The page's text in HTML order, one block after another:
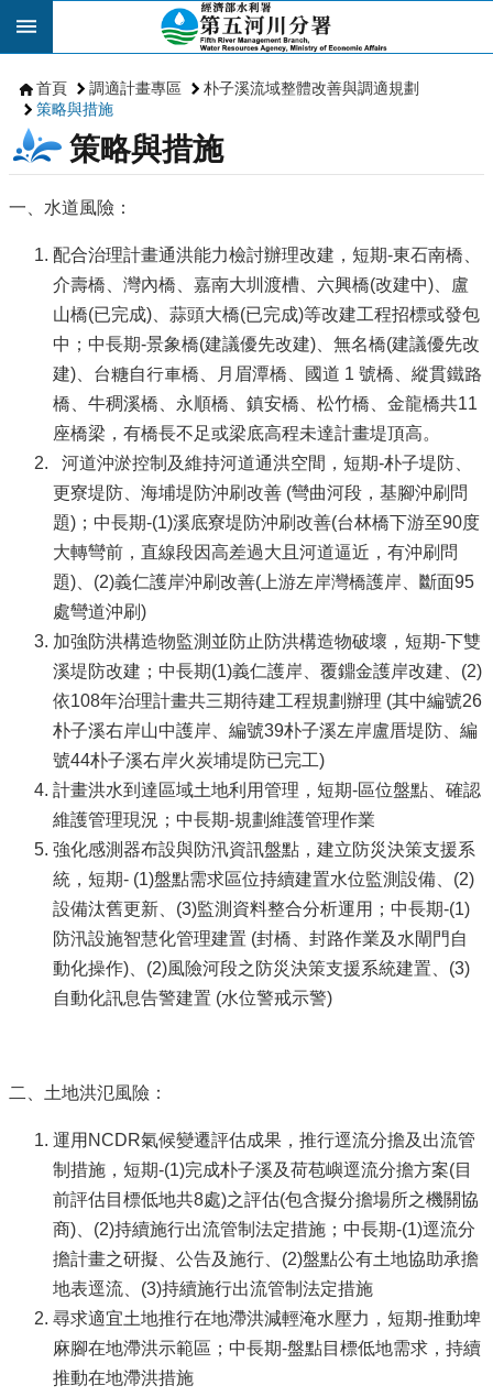
跳到主要內容區塊
首頁 調適計畫專區
朴子溪流域整體改善與調適規劃
策略與措施
策略與措施
一、水道風險：
配合治理計畫通洪能力檢討辦理改建，短期-東石南橋、
介壽橋、灣內橋、嘉南大圳渡槽、六興橋(改建中)、盧
山橋(已完成)、蒜頭大橋(已完成)等改建工程招標或發包
中；中長期-景象橋(建議優先改建)、無名橋(建議優先改
建)、台糖自行車橋、月眉潭橋、國道 1 號橋、縱貫鐵路
橋、牛稠溪橋、永順橋、鎮安橋、松竹橋、金龍橋共11
座橋梁，有橋長不足或梁底高程未達計畫堤頂高。
河道沖淤控制及維持河道通洪空間，短期-朴子堤防、
更寮堤防、海埔堤防沖刷改善 (彎曲河段，基腳沖刷問
題)；中長期-(1)溪底寮堤防沖刷改善(台林橋下游至90度
大轉彎前，直線段因高差過大且河道逼近，有沖刷問
題)、(2)義仁護岸沖刷改善(上游左岸灣橋護岸、斷面95
處彎道沖刷)
加強防洪構造物監測並防止防洪構造物破壞，短期-下雙
溪堤防改建；中長期(1)義仁護岸、覆鐤金護岸改建、(2)
依108年治理計畫共三期待建工程規劃辦理 (其中編號26
朴子溪右岸山中護岸、編號39朴子溪左岸盧厝堤防、編
號44朴子溪右岸火炭埔堤防已完工)
計畫洪水到達區域土地利用管理，短期-區位盤點、確認
維護管理現況；中長期-規劃維護管理作業
強化感測器布設與防汛資訊盤點，建立防災決策支援系
統，短期- (1)盤點需求區位持續建置水位監測設備、(2)
設備汰舊更新、(3)監測資料整合分析運用；中長期-(1)
防汛設施智慧化管理建置 (封橋、封路作業及水閘門自
動化操作)、(2)風險河段之防災決策支援系統建置、(3)
自動化訊息告警建置 (水位警戒示警)
二、土地洪氾風險：
運用NCDR氣候變遷評估成果，推行逕流分擔及出流管
制措施，短期-(1)完成朴子溪及荷苞嶼逕流分擔方案(目
前評估目標低地共8處)之評估(包含擬分擔場所之機關協
商)、(2)持續施行出流管制法定措施；中長期-(1)逕流分
擔計畫之研擬、公告及施行、(2)盤點公有土地協助承擔
地表逕流、(3)持續施行出流管制法定措施
尋求適宜土地推行在地滯洪減輕淹水壓力，短期-推動埤
麻腳在地滯洪示範區；中長期-盤點目標低地需求，持續
推動在地滯洪措施